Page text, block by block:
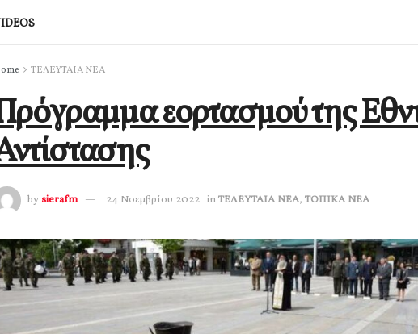
ΤΕΛΕΥΤΑΙΑ ΝΕΑ
εορτασμού της
by sierafm 24 Νοεμβρίου 2022 inΤΕΛΕΥΤΑΙΑ ΝΕΑ, ΤΟΠΙΚΑ ΝΕΑ